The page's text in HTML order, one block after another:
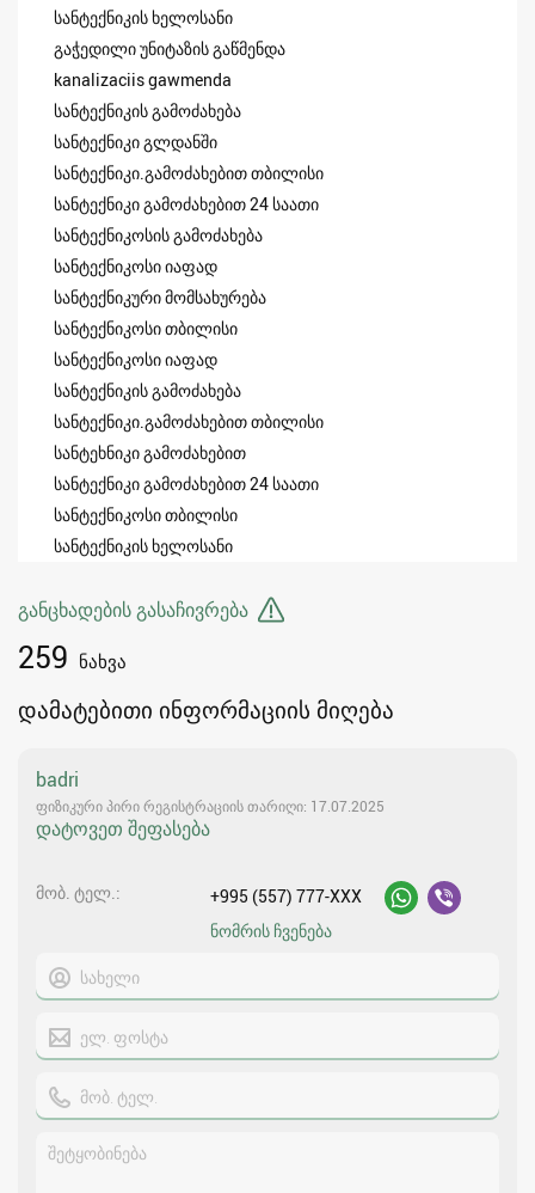
სანტექნიკის ხელოსანი
გაჭედილი უნიტაზის გაწმენდა
kanalizaciis gawmenda
სანტექნიკის გამოძახება
სანტექნიკი გლდანში
სანტექნიკი.გამოძახებით თბილისი
სანტექნიკი გამოძახებით 24 საათი
სანტექნიკოსის გამოძახება
სანტექნიკოსი იაფად
სანტექნიკური მომსახურება
სანტექნიკოსი თბილისი
სანტექნიკოსი იაფად
სანტექნიკის გამოძახება
სანტექნიკი.გამოძახებით თბილისი
სანტეხნიკი გამოძახებით
სანტექნიკი გამოძახებით 24 საათი
სანტექნიკოსი თბილისი
სანტექნიკის ხელოსანი
განცხადების გასაჩივრება
259 ნახვა
დამატებითი ინფორმაციის მიღება
badri
ფიზიკური პირი რეგისტრაციის თარიღი: 17.07.2025
დატოვეთ შეფასება
მობ. ტელ.
+995 (557) 777-XXX
ნომრის ჩვენება